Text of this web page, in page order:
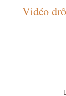
Vidéo